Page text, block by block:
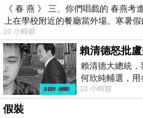
《 春 燕 》 三、你們唱戲的 春燕
上在學校附近的餐廳當外場。寒暑
10 小時前
賴清德怒批
賴清德大總統
何欣純輔選，用
罵她施政滿意度
10 小時前
假裝